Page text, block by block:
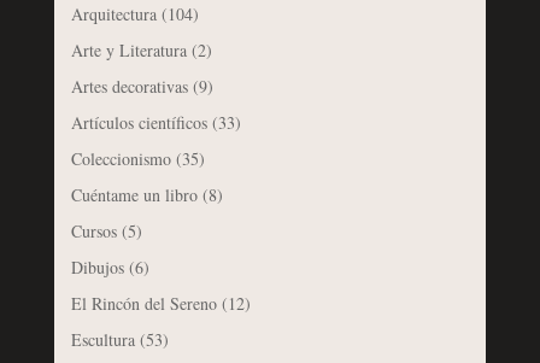
Arquitectura(104)
Arte y Literatura(2)
Artes decorativas(9)
Artículos científicos(33)
Coleccionismo(35)
Cuéntame un libro(8)
Cursos(5)
Dibujos(6)
El Rincón del Sereno(12)
Escultura(53)